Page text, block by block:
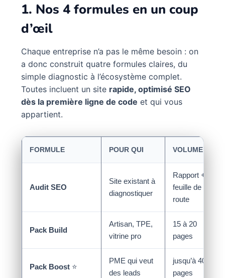
1. Nos 4 formules en un coup
d’œil
Chaque entreprise n’a pas le même besoin : on
a donc construit quatre formules claires, du
simple diagnostic à l’écosystème complet.
Toutes incluent un site rapide, optimisé SEO
dès la première ligne de code et qui vous
appartient.
FORMULE POUR QUI VOLUME
Audit SEO
Site existant à
diagnostiquer
Rapport +
feuille de
route
Pack Build
Artisan, TPE,
vitrine pro
15 à 20
pages
Pack Boost ⭐
PME qui veut
des leads
jusqu’à 40
pages